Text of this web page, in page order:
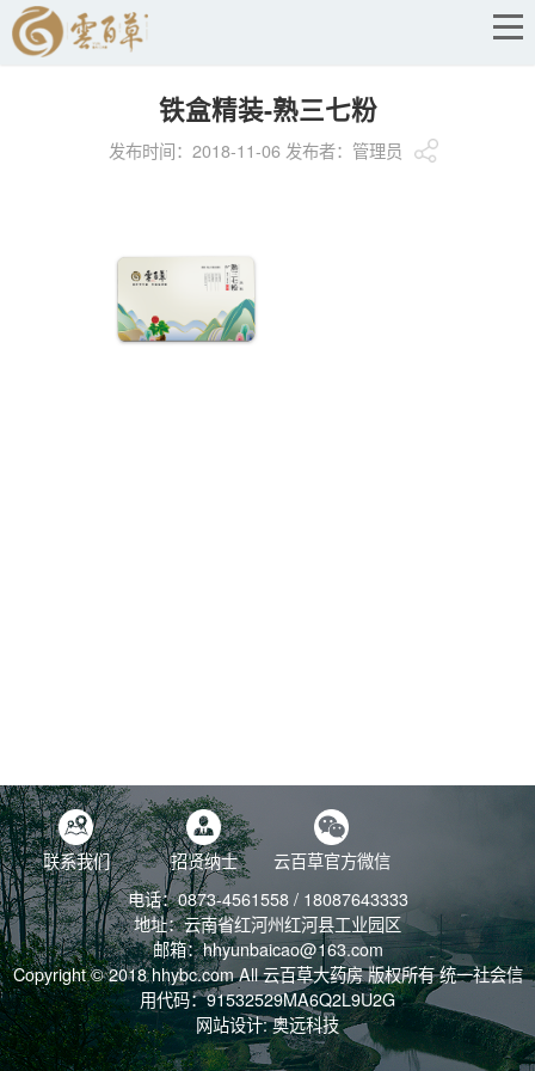
产品中心
铁盒精装-熟三七粉
发布时间：2018-11-06 发布者：管理员
联系我们 招贤纳士 云百草官方微信
电话：0873-4561558 / 18087643333
地址：云南省红河州红河县工业园区
邮箱：hhyunbaicao@163.com
Copyright © 2018 hhybc.com All云百草大药房 版权所有 统一社会信
用代码：91532529MA6Q2L9U2G
网站设计:奥远科技